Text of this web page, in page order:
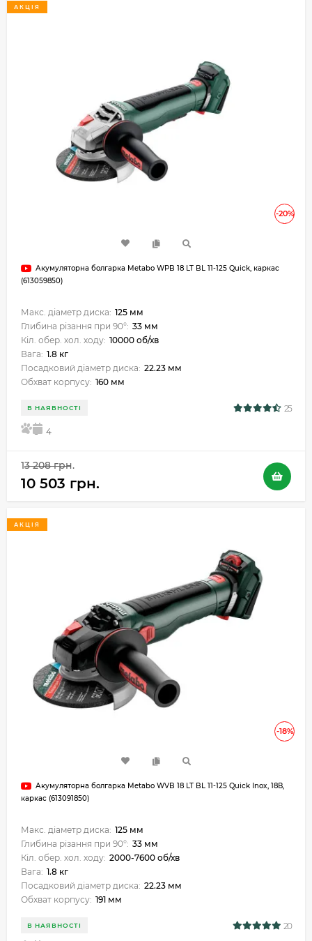
-20%
АКЦІЯ
Акумуляторна болгарка Metabo WPB 18 LT BL 11-125 Quick, каркас
(613059850)
Макс. діаметр диска: 125 мм
Глибина різання при 90°: 33 мм
Кіл. обер. хол. ходу: 10000 об/хв
Вага: 1.8 кг
Посадковий діаметр диска: 22.23 мм
Обхват корпусу: 160 мм
В НАЯВНОСТІ 25
5 4
13 208 грн.
10 503 грн.
-18%
АКЦІЯ
Акумуляторна болгарка Metabo WVB 18 LT BL 11-125 Quick Inox, 18В,
каркас (613091850)
Макс. діаметр диска: 125 мм
Глибина різання при 90°: 33 мм
Кіл. обер. хол. ходу: 2000-7600 об/хв
Вага: 1.8 кг
Посадковий діаметр диска: 22.23 мм
Обхват корпусу: 191 мм
В НАЯВНОСТІ 20